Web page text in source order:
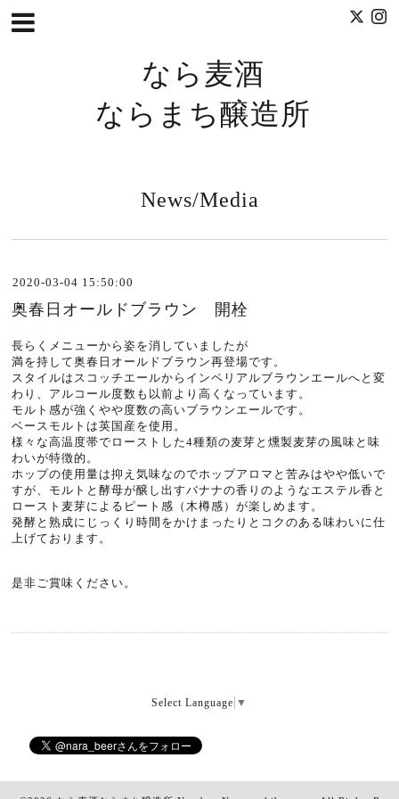
なら麦酒
ならまち醸造所
News/Media
2020-03-04 15:50:00
奥春日オールドブラウン 開栓
長らくメニューから姿を消していましたが
満を持して奥春日オールドブラウン再登場です。
スタイルはスコッチエールからインペリアルブラウンエールへと変
わり、アルコール度数も以前より高くなっています。
モルト感が強くやや度数の高いブラウンエールです。
ベースモルトは英国産を使用。
様々な高温度帯でローストした4種類の麦芽と燻製麦芽の風味と味
わいが特徴的。
ホップの使用量は抑え気味なのでホップアロマと苦みはやや低いで
すが、モルトと酵母が醸し出すバナナの香りのようなエステル香と
ロースト麦芽によるピート感（木樽感）が楽しめます。
発酵と熟成にじっくり時間をかけまったりとコクのある味わいに仕
上げております。
是非ご賞味ください。
Select Language ▼